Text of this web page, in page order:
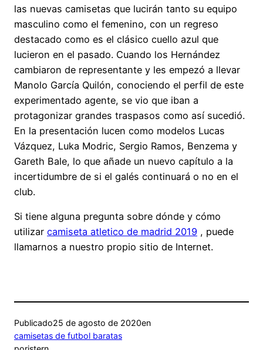
las nuevas camisetas que lucirán tanto su equipo
masculino como el femenino, con un regreso
destacado como es el clásico cuello azul que
lucieron en el pasado. Cuando los Hernández
cambiaron de representante y les empezó a llevar
Manolo García Quilón, conociendo el perfil de este
experimentado agente, se vio que iban a
protagonizar grandes traspasos como así sucedió.
En la presentación lucen como modelos Lucas
Vázquez, Luka Modric, Sergio Ramos, Benzema y
Gareth Bale, lo que añade un nuevo capítulo a la
incertidumbre de si el galés continuará o no en el
club.
Si tiene alguna pregunta sobre dónde y cómo
utilizar camiseta atletico de madrid 2019 , puede
llamarnos a nuestro propio sitio de Internet.
Publicado25 de agosto de 2020en
camisetas de futbol baratas